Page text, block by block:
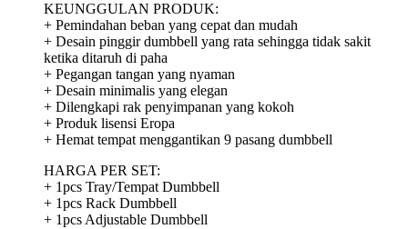
KEUNGGULAN PRODUK:
+ Pemindahan beban yang cepat dan mudah
+ Desain pinggir dumbbell yang rata sehingga tidak sakit
ketika ditaruh di paha
+ Pegangan tangan yang nyaman
+ Desain minimalis yang elegan
+ Dilengkapi rak penyimpanan yang kokoh
+ Produk lisensi Eropa
+ Hemat tempat menggantikan 9 pasang dumbbell
HARGA PER SET:
+ 1pcs Tray/Tempat Dumbbell
+ 1pcs Rack Dumbbell
+ 1pcs Adjustable Dumbbell